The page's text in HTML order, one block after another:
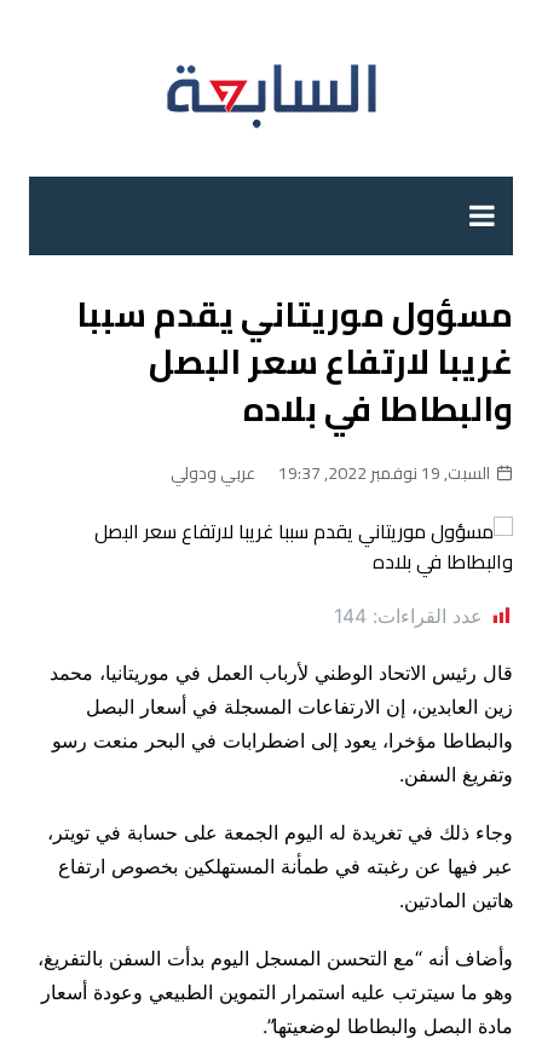
مسؤول موريتاني يقدم سببا
غريبا لارتفاع سعر البصل
والبطاطا في بلاده
السبت, 19 نوفمبر 2022, 19:37 عربي ودولي
عدد القراءات: 144
قال رئيس الاتحاد الوطني لأرباب العمل في موريتانيا، محمد
زين العابدين، إن الارتفاعات المسجلة في أسعار البصل
والبطاطا مؤخرا، يعود إلى اضطرابات في البحر منعت رسو
وتفريغ السفن.
وجاء ذلك في تغريدة له اليوم الجمعة على حسابة في تويتر،
عبر فيها عن رغبته في طمأنة المستهلكين بخصوص ارتفاع
هاتين المادتين.
وأضاف أنه “مع التحسن المسجل اليوم بدأت السفن بالتفريغ،
وهو ما سيترتب عليه استمرار التموين الطبيعي وعودة أسعار
مادة البصل والبطاطا لوضعيتها”.